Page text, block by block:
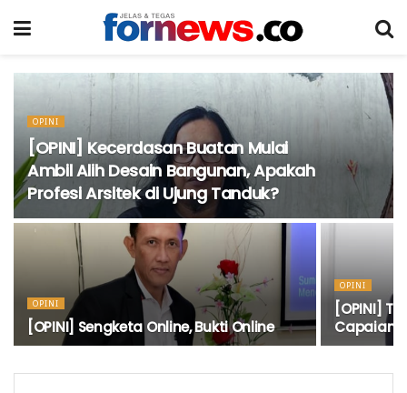
OPINI
[OPINI] Kecerdasan Buatan Mulai
Ambil Alih Desain Bangunan, Apakah
Profesi Arsitek di Ujung Tanduk?
OPINI
[OPINI] Sengketa Online, Bukti Online
OPINI
[OPINI]
Capaian